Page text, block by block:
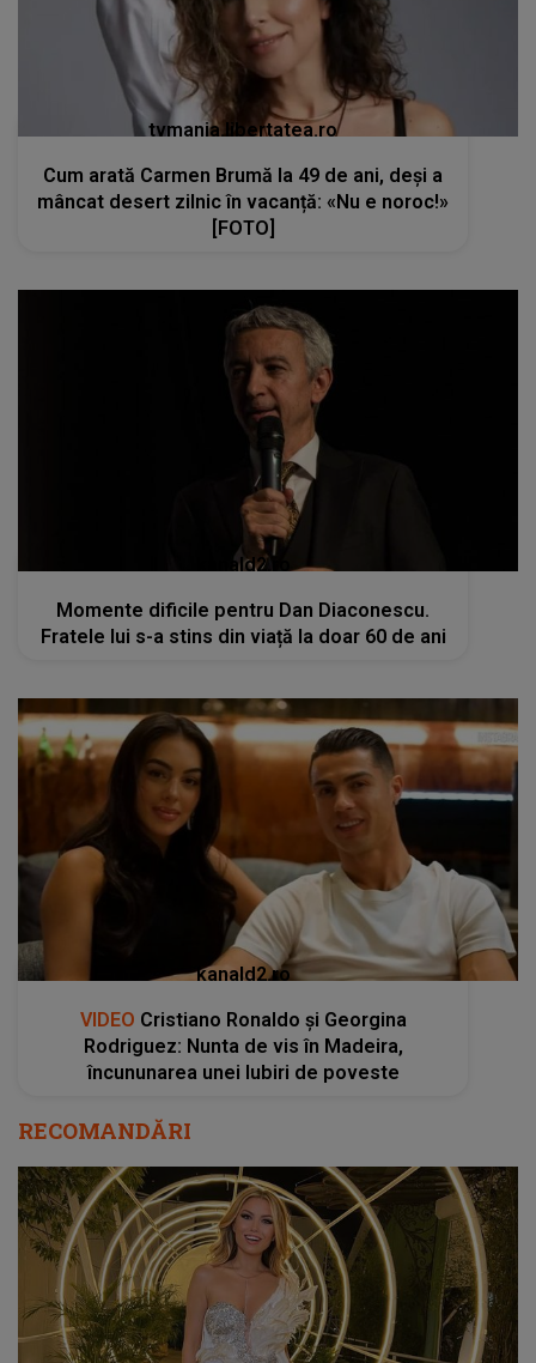
tvmania.libertatea.ro
Cum arată Carmen Brumă la 49 de ani, deși a
mâncat desert zilnic în vacanță: «Nu e noroc!»
[FOTO]
kanald2.ro
Momente dificile pentru Dan Diaconescu.
Fratele lui s-a stins din viață la doar 60 de ani
kanald2.ro
VIDEO Cristiano Ronaldo și Georgina
Rodriguez: Nunta de vis în Madeira,
încununarea unei Iubiri de poveste
RECOMANDĂRI